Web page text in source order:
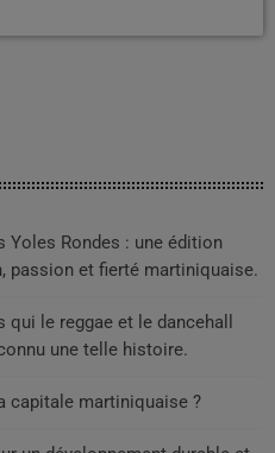
Yoles Rondes : une édition
passion et fierté martiniquaise.
le reggae et le dancehall
une telle histoire.
capitale martiniquaise ?